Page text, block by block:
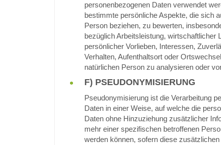
personenbezogenen Daten verwendet
bestimmte persönliche Aspekte, die sich
Person beziehen, zu bewerten,
bezüglich Arbeitsleistung, wirtschaftlicher
persönlicher Vorlieben, Interessen,
Verhalten, Aufenthaltsort oder
natürlichen Person zu analysieren oder
F) PSEUDONYMISIERUNG
Pseudonymisierung ist die Verarbeitung
Daten in einer Weise, auf welche die
Daten ohne Hinzuziehung zusätzlicher
mehr einer spezifischen betroffenen
werden können, sofern diese